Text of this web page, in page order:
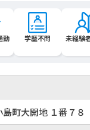
勤
学歴不問 未経験
町大開地 １番７８